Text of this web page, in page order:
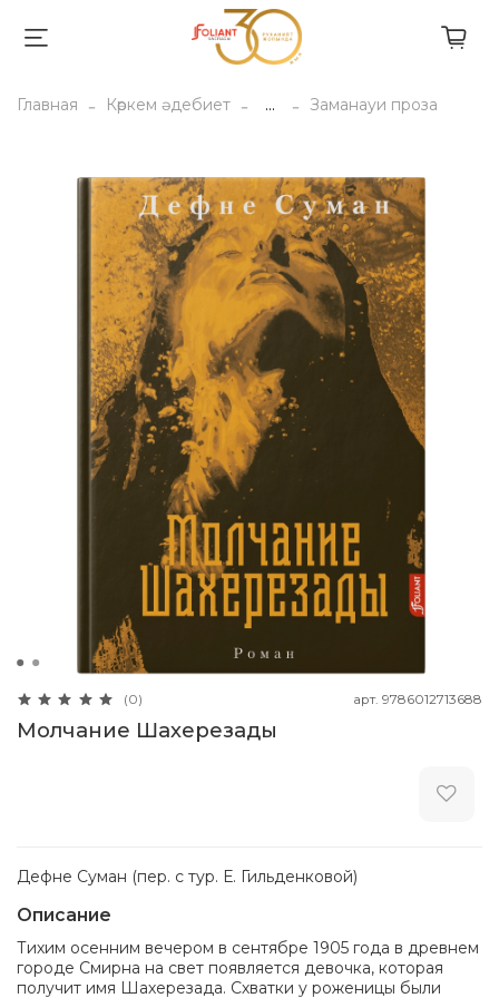
Главная Көркем әдебиет ... Заманауи проза
(0) арт. 9786012713688
Молчание Шахерезады
Дефне Суман (пер. с тур. Е. Гильденковой)
Описание
Тихим осенним вечером в сентябре 1905 года в древнем
городе Смирна на свет появляется девочка, которая
получит имя Шахерезада. Схватки у роженицы были